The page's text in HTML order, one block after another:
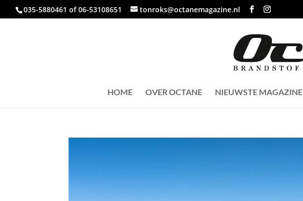
035-5880461 of 06-53108651 tonroks@octanemagazine.nl
HOME OVER OCTANE NIEUWSTE MAGAZINE